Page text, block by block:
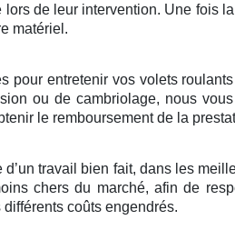
de leur intervention. Une fois
matériel.
pour entretenir vos volets
ou de cambriolage, nous
le remboursement de la
travail bien fait, dans les
chers du marché, afin de
coûts engendrés.